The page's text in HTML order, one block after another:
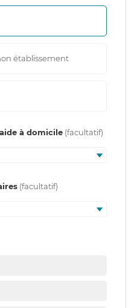
établissement
à domicile